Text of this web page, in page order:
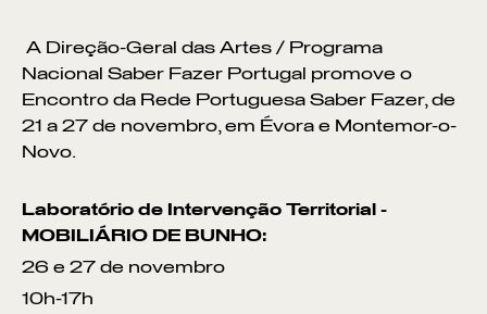
A Direção-Geral das Artes / Programa
Nacional Saber Fazer Portugal promove o
Encontro da Rede Portuguesa Saber Fazer, de
21 a 27 de novembro, em Évora e Montemor-o-
Novo.
Laboratório de Intervenção Territorial -
MOBILIÁRIO DE BUNHO:
26 e 27 de novembro
10h-17h